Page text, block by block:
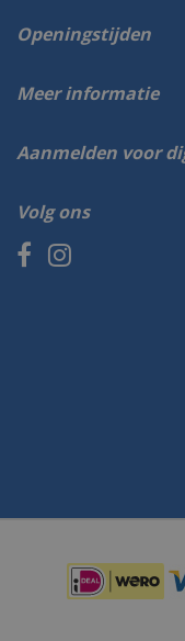
Volg ons
Openingstijden
Meer informatie
Aanmelden voor